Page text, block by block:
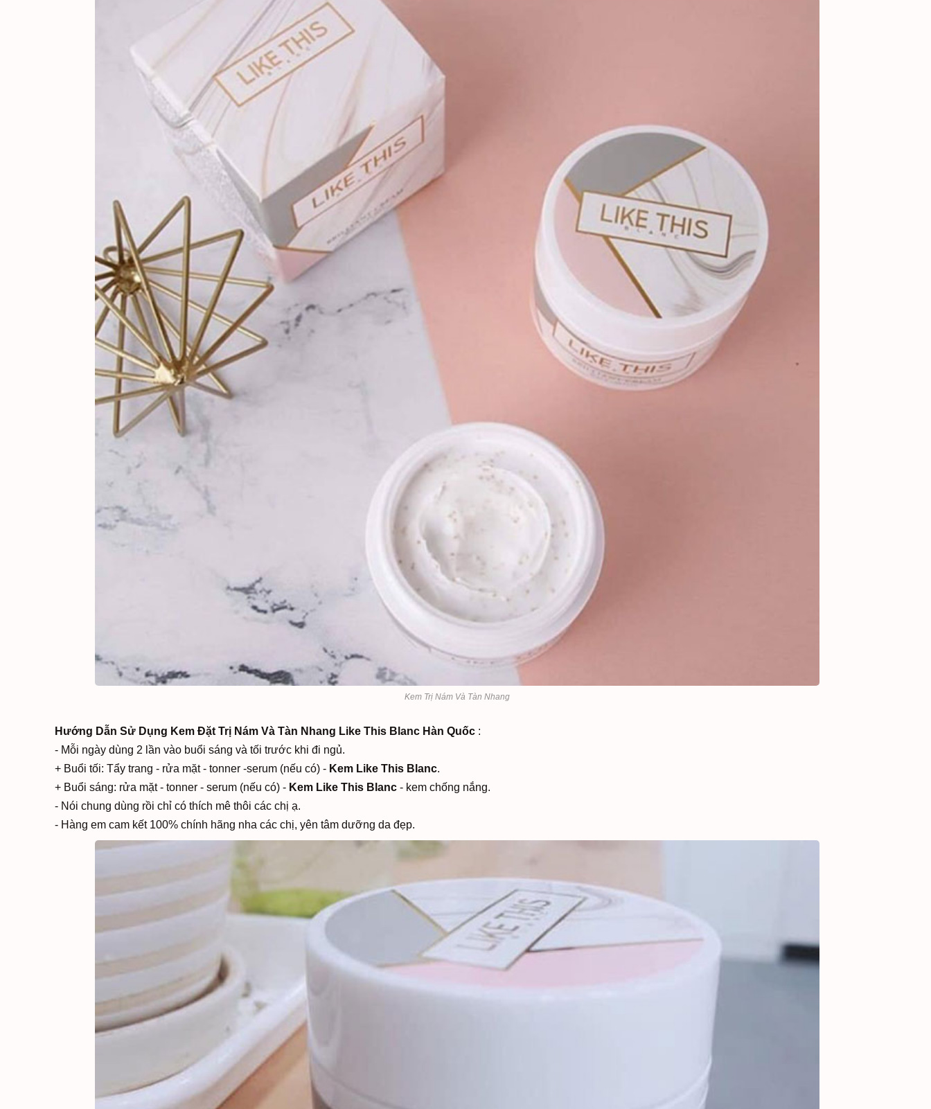
Kem Trị Nám Và Tàn Nhang
Hướng Dẫn Sử Dụng Kem Đặt Trị Nám Và Tàn Nhang Like This Blanc Hàn Quốc :
- Mỗi ngày dùng 2 lần vào buổi sáng và tối trước khi đi ngủ.
+ Buổi tối: Tẩy trang - rửa mặt - tonner -serum (nếu có) - Kem Like This Blanc.
+ Buổi sáng: rửa mặt - tonner - serum (nếu có) - Kem Like This Blanc - kem chống nắng.
- Nói chung dùng rồi chỉ có thích mê thôi các chị ạ.
- Hàng em cam kết 100% chính hãng nha các chị, yên tâm dưỡng da đẹp.